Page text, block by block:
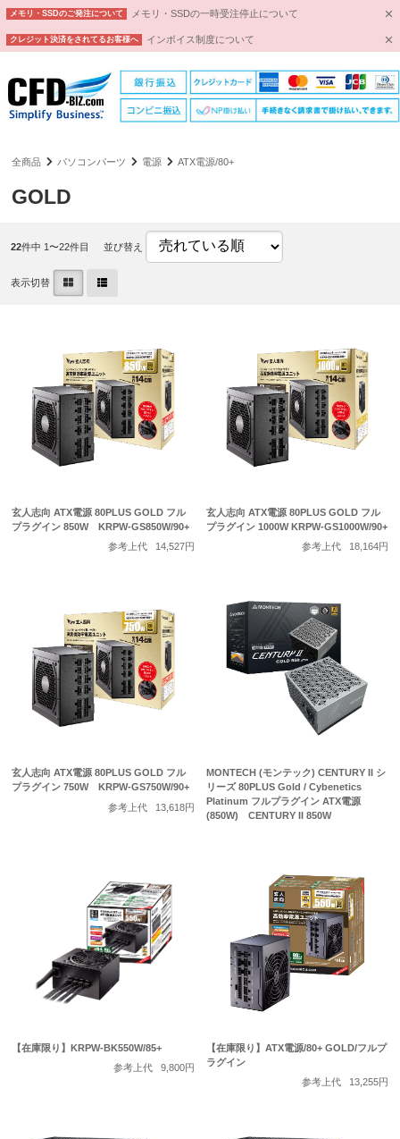
メモリ・SSDのご発注について メモリ・SSDの一時受注停止について
クレジット決済をされてるお客様へ インボイス制度について
全商品 パソコンパーツ 電源 ATX電源/80+
GOLD
22件中 1〜22件目 並び替え
表示切替
玄人志向 ATX電源 80PLUS GOLD フル
プラグイン 850W KRPW-GS850W/90+
参考上代
14,527円
玄人志向 ATX電源 80PLUS GOLD フル
プラグイン 1000W KRPW-GS1000W/90+
参考上代
18,164円
玄人志向 ATX電源 80PLUS GOLD フル
プラグイン 750W KRPW-GS750W/90+
参考上代
13,618円
MONTECH (モンテック) CENTURY II シ
リーズ 80PLUS Gold / Cybenetics
Platinum フルプラグイン ATX電源
(850W) CENTURY II 850W
【在庫限り】KRPW-BK550W/85+
参考上代
9,800円
【在庫限り】ATX電源/80+ GOLD/フルプ
ラグイン
参考上代
13,255円